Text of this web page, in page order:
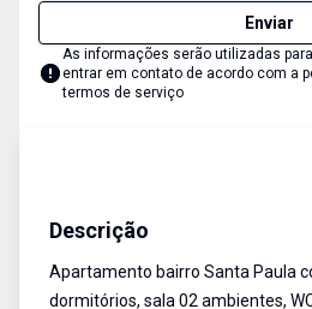
Enviar
As informações serão utilizadas
entrar em contato de acordo com a
termos de serviço
Descrição
Apartamento bairro Santa Paula
dormitórios, sala 02 ambientes,